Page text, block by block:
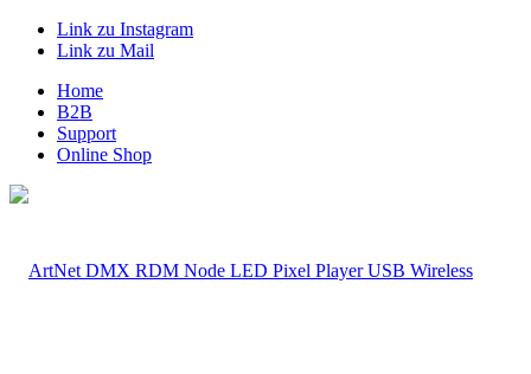
Link zu Instagram
Link zu Mail
Home
B2B
Support
Online Shop